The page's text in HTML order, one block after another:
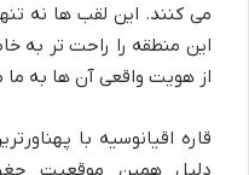
می کنند. این لقب ها نه
این منطقه را راحت تر به
از هویت واقعی آن ها به
قاره اقیانوسیه با
دلیل همین موقعیت